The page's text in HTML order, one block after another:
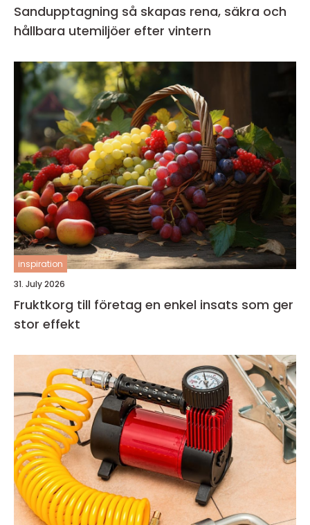
Sandupptagning så skapas rena, säkra och
hållbara utemiljöer efter vintern
inspiration
31. July 2026
Fruktkorg till företag en enkel insats som ger
stor effekt